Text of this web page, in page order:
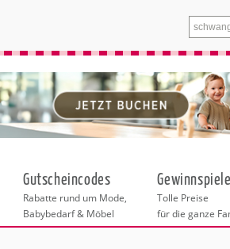
Gutscheincodes
Rabatte rund um Mode,
Babybedarf & Möbel
Gewinnspiele
Tolle Preise
für die ganze